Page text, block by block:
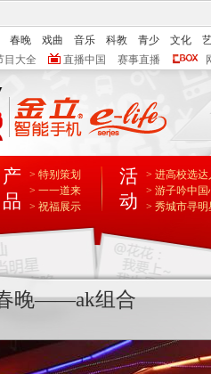
春晚 戏曲 音乐 科教 青少 文化
目大全 直播中国 赛事直播
产
品
> 特别策划
> 一一道来
> 祝福展示
活
动
> 进高校选达
> 游子吟中国
> 秀城市寻明
晚——ak组合